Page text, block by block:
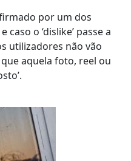
por um dos
o ‘dislike’ passe a
utilizadores não vão
aquela foto, reel ou